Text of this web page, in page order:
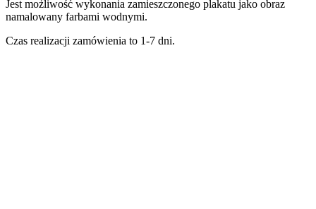
Jest możliwość wykonania zamieszczonego plakatu jako obraz
namalowany farbami wodnymi.
Czas realizacji zamówienia to 1-7 dni.